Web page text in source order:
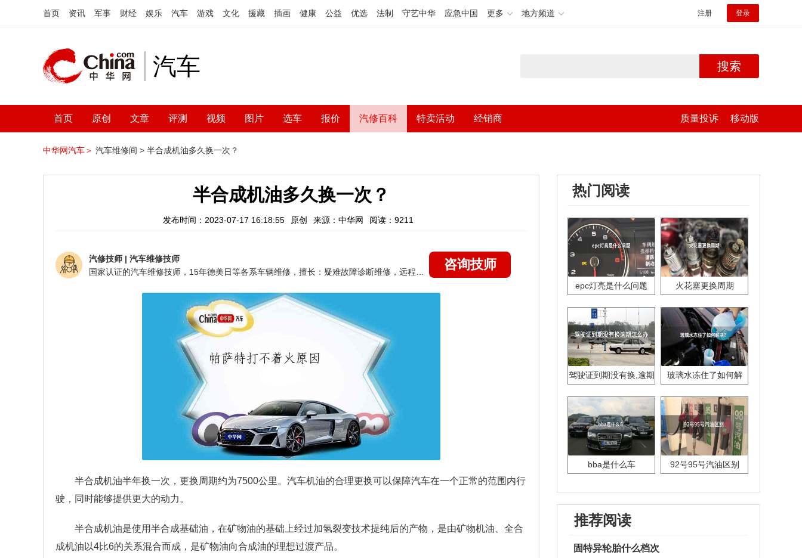
首页 资讯 军事 财经 娱乐 汽车 游戏 文化 援藏 插画 健康 公益 优选 法制 守艺中华 应急中国 更多 地方频道 注册 登录
汽车 搜索
首页 原创 文章 评测 视频 图片 选车 报价 汽修百科 特卖活动 经销商 质量投诉 移动版
中华网汽车＞ 汽车维修间 > 半合成机油多久换一次？
半合成机油多久换一次？
发布时间：2023-07-17 16:18:55 原创 来源：中华网 阅读：9211
汽修技师 | 汽车维修技师
咨询技师
半合成机油半年换一次，更换周期约为7500公里。汽车机油的合理更换可以保障汽车在一个正常的范围内行
驶，同时能够提供更大的动力。
半合成机油是使用半合成基础油，在矿物油的基础上经过加氢裂变技术提纯后的产物，是由矿物机油、全合
成机油以4比6的关系混合而成，是矿物油向合成油的理想过渡产品。
热门阅读
epc灯亮是什么问题 火花塞更换周期
驾驶证到期没有换,逾期
玻璃水冻住了如何解
bba是什么车 92号95号汽油区别
推荐阅读
固特异轮胎什么档次